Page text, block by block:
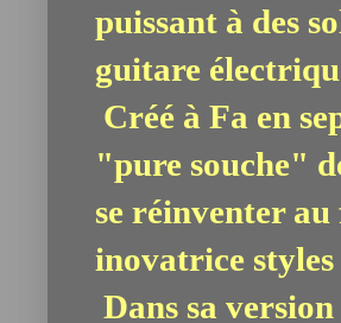
puissant à des
guitare
Créé à Fa en
"pure souche"
se réinventer au
inovatrice styles
Dans sa